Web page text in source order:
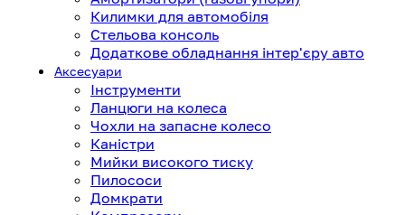
Килимки для автомобіля
Стельова консоль
Додаткове обладнання інтер'єру авто
Аксесуари
Інструменти
Ланцюги на колеса
Чохли на запасне колесо
Каністри
Мийки високого тиску
Пилососи
Домкрати